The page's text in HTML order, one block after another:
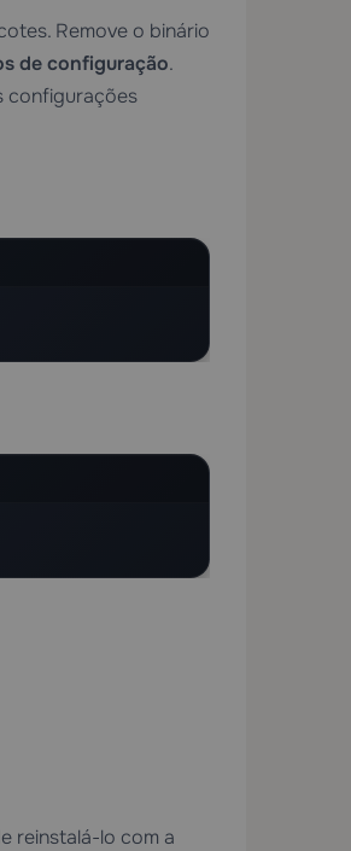
Remove o binário
de configuração.
configurações
reinstalá-lo com a